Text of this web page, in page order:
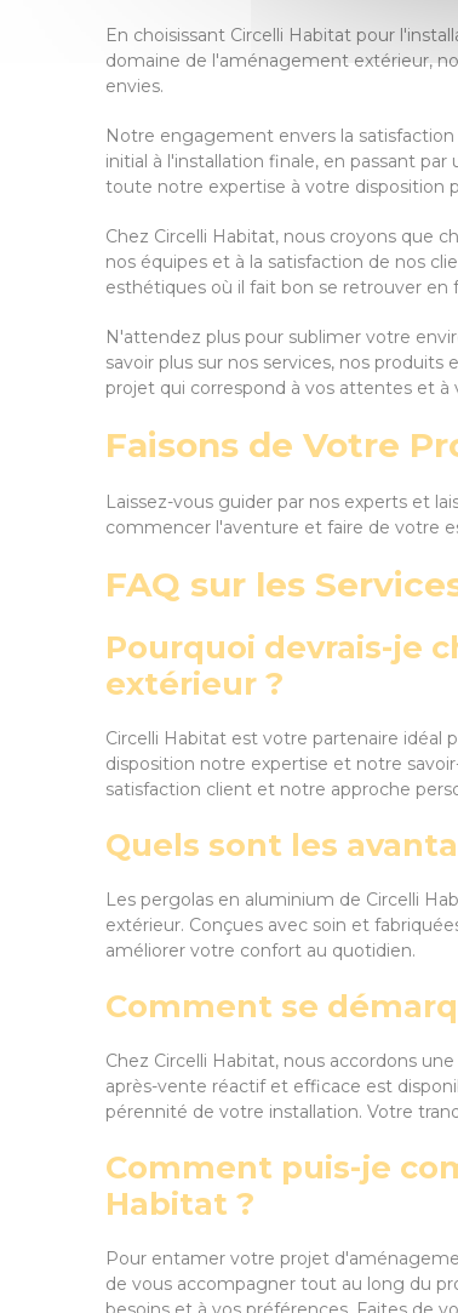
En choisissant Circelli Habitat pour
domaine de l'aménagement extérieur,
envies.
Notre engagement envers la
initial à l'installation finale, en passant
toute notre expertise à votre disposition
Chez Circelli Habitat, nous croyons que
nos équipes et à la satisfaction de nos
esthétiques où il fait bon se retrouver en
N'attendez plus pour sublimer votre
savoir plus sur nos services, nos
projet qui correspond à vos attentes et à
Faisons de Votre
Laissez-vous guider par nos experts et
commencer l'aventure et faire de votre
FAQ sur les
Pourquoi devrais-je
extérieur ?
Circelli Habitat est votre partenaire idéal
disposition notre expertise et notre
satisfaction client et notre approche
Quels sont les
Les pergolas en aluminium de Circelli
extérieur. Conçues avec soin et
améliorer votre confort au quotidien.
Comment se
Chez Circelli Habitat, nous accordons
après-vente réactif et efficace est
pérennité de votre installation. Votre
Comment puis-je
Habitat ?
Pour entamer votre projet
de vous accompagner tout au long du